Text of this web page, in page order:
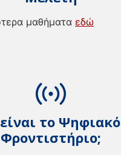
το Ψηφιακό
Φροντιστήριο;
μαθήματα εδώ